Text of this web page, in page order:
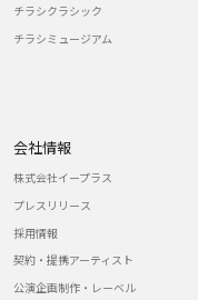
チラシクラシック
チラシミュージアム
会社情報
株式会社イープラス
プレスリリース
採用情報
契約・提携アーティスト
公演企画制作・レーベル